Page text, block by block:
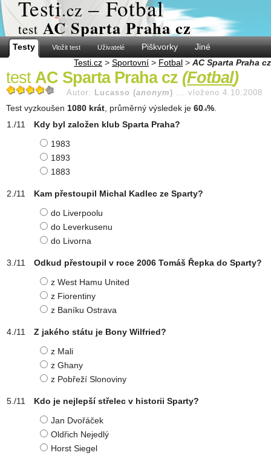
Testi.cz – Fotbal
test AC Sparta Praha cz
Testy Vložit test Uživatelé Piškvorky
Jiné
Testi.cz > Sportovní > Fotbal > AC Sparta Praha cz
test AC Sparta Praha cz (Fotbal)
Autor: Lucasso (anonym ) ... vloženo 4.10.2008
Test vyzkoušen 1080 krát , průměrný výsledek je 60 .4%
Kdy byl založen klub Sparta Praha?
1983
1893
1883
Kam přestoupil Michal Kadlec ze Sparty?
do Liverpoolu
do Leverkusenu
do Livorna
Odkud přestoupil v roce 2006 Tomáš Řepka do Sparty?
z West Hamu United
z Fiorentiny
z Baníku Ostrava
Z jakého státu je Bony Wilfried?
z Mali
z Ghany
z Pobřeží Slonoviny
Kdo je nejlepší střelec v historii Sparty?
Jan Dvořáček
Oldřich Nejedlý
Horst Siegel